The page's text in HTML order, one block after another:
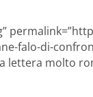
falo-di-
lettera molto